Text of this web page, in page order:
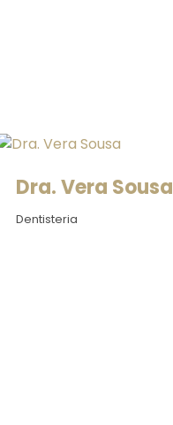
Dra. Vera Sousa
Dentisteria